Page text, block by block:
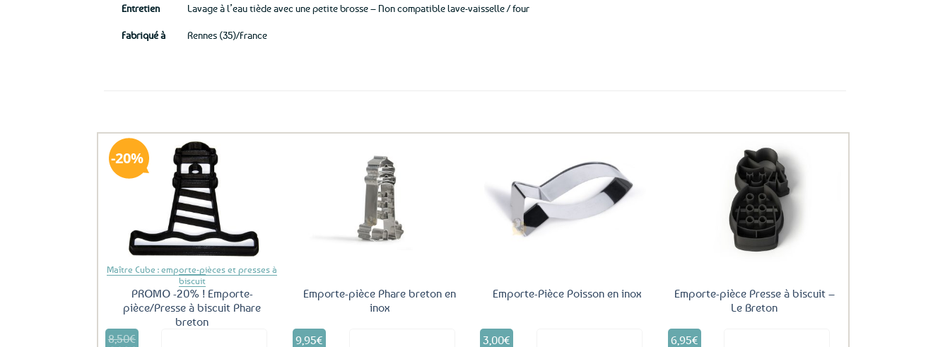
Entretien Lavage à l’eau tiède avec une petite brosse – Non compatible lave-vaisselle / four
Fabriqué à Rennes (35)/France
20%
Maître Cube : emporte-pièces et presses à
biscuit
PROMO -20% ! Emporte-
pièce/Presse à biscuit Phare
breton
8,50€
Le
Emporte-pièce Phare breton en
inox
9,95€
Ajouter
aux
Emporte-Pièce Poisson en inox
3,00€
Emporte-pièce Presse à biscuit –
Le Breton
6,95€